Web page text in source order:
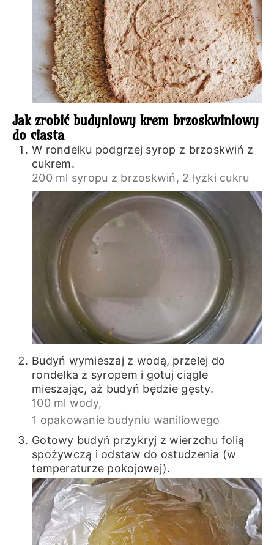
Jak zrobić budyniowy krem brzoskwiniowy
do ciasta
W rondelku podgrzej syrop z brzoskwiń z
cukrem.
200 ml syropu z brzoskwiń, 2 łyżki cukru
Budyń wymieszaj z wodą, przelej do
rondelka z syropem i gotuj ciągle
mieszając, aż budyń będzie gęsty.
100 ml wody,
1 opakowanie budyniu waniliowego
Gotowy budyń przykryj z wierzchu folią
spożywczą i odstaw do ostudzenia (w
temperaturze pokojowej).